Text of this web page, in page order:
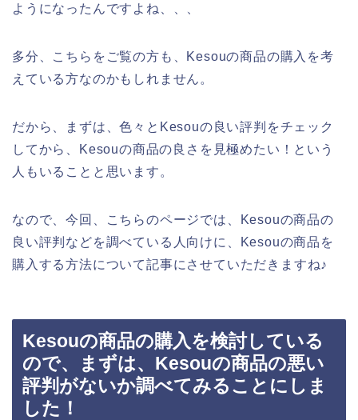
ようになったんですよね、、、
多分、こちらをご覧の方も、Kesouの商品の購入を考
えている方なのかもしれません。
だから、まずは、色々とKesouの良い評判をチェック
してから、Kesouの商品の良さを見極めたい！という
人もいることと思います。
なので、今回、こちらのページでは、Kesouの商品の
良い評判などを調べている人向けに、Kesouの商品を
購入する方法について記事にさせていただきますね♪
Kesouの商品の購入を検討している
ので、まずは、Kesouの商品の悪い
評判がないか調べてみることにしま
した！